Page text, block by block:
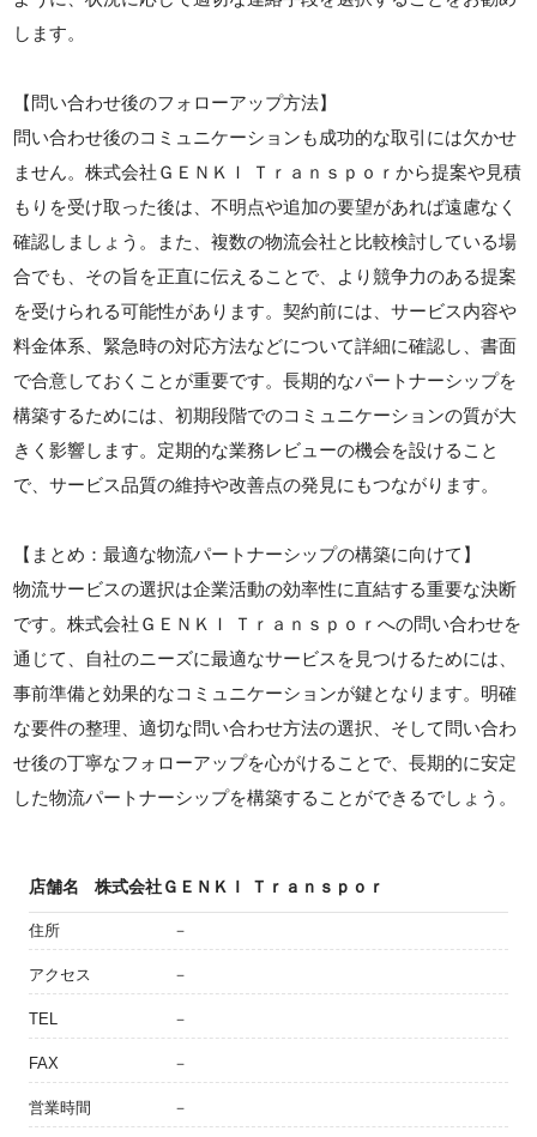
します。
【問い合わせ後のフォローアップ方法】
問い合わせ後のコミュニケーションも成功的な取引には欠かせ
ません。株式会社ＧＥＮＫＩ Ｔｒａｎｓｐｏｒから提案や見積
もりを受け取った後は、不明点や追加の要望があれば遠慮なく
確認しましょう。また、複数の物流会社と比較検討している場
合でも、その旨を正直に伝えることで、より競争力のある提案
を受けられる可能性があります。契約前には、サービス内容や
料金体系、緊急時の対応方法などについて詳細に確認し、書面
で合意しておくことが重要です。長期的なパートナーシップを
構築するためには、初期段階でのコミュニケーションの質が大
きく影響します。定期的な業務レビューの機会を設けること
で、サービス品質の維持や改善点の発見にもつながります。
【まとめ：最適な物流パートナーシップの構築に向けて】
物流サービスの選択は企業活動の効率性に直結する重要な決断
です。株式会社ＧＥＮＫＩ Ｔｒａｎｓｐｏｒへの問い合わせを
通じて、自社のニーズに最適なサービスを見つけるためには、
事前準備と効果的なコミュニケーションが鍵となります。明確
な要件の整理、適切な問い合わせ方法の選択、そして問い合わ
せ後の丁寧なフォローアップを心がけることで、長期的に安定
した物流パートナーシップを構築することができるでしょう。
店舗名 株式会社ＧＥＮＫＩ Ｔｒａｎｓｐｏｒ
住所 －
アクセス －
TEL －
FAX －
営業時間 －